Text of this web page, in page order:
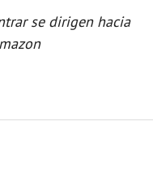
se dirigen hacia